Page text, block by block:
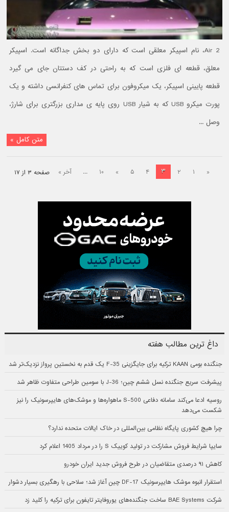
Air 2، نام اسپیکر معلقی است که دارای دو بخش جداگانه است. اسپیکر
معلق، قطعه ای فلزی است که به راحتی در کف دستتان جای می گیرد
قطعه پایینی اسپیکر، یک میکروفون برای تماس های کنفرانسی داشته و یک
پورت میکرو USB که به شیار USB روی پایه ی مداری بزرگتری برای شارژ،
وصل ...
متن کامل »
صفحه ۳ از ۱۷ « ۱ ۲ ۳ ۴ ۵ » ۱۰ ... آخر »
داغ ترین مطالب هفته
جنگنده بومی KAAN ترکیه برای جایگزینی F-35 یک قدم به نخستین پرواز نزدیک‌تر شد
پیشرفت سریع جنگنده نسل ششم چین؛ J-36 با سومین طراحی متفاوت ظاهر شد
روسیه ادعا می‌کند سامانه دفاعی S-500 ماهواره‌ها و موشک‌های هایپرسونیک را نیز
شکست می‌دهد
چرا هیچ کشوری پایگاه نظامی بین‌المللی در خاک ایالات متحده ندارد؟
سایپا شرایط فروش مشارکت در تولید کوییک S را در مرداد 1405 اعلام کرد
کاهش ۹۱ درصدی متقاضیان در طرح فروش جدید ایران خودرو
استقرار انبوه موشک هایپرسونیک DF-17 چین آغاز شد؛ سلاحی با رهگیری بسیار دشوار
شرکت BAE Systems ساخت جنگنده‌های یوروفایتر تایفون برای ترکیه را کلید زد